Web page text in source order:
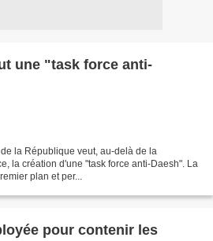
une "task force anti-
de la République veut, au-delà de la
la création d'une "task force anti-Daesh". La
plan et per...
pour contenir les